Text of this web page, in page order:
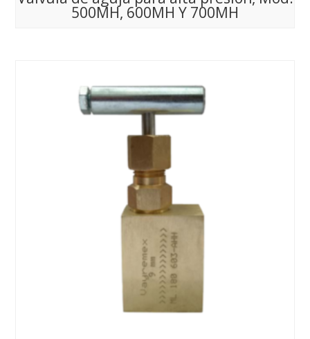
500MH, 600MH Y 700MH